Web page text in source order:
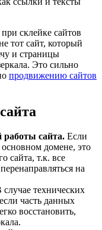
склейке сайтов
тот сайт, который
и страницы
Это сильно
продвижению сайтов
работы сайта. Если
домене, это
сайта, т.к. все
на
случае технических
часть данных
восстановить,